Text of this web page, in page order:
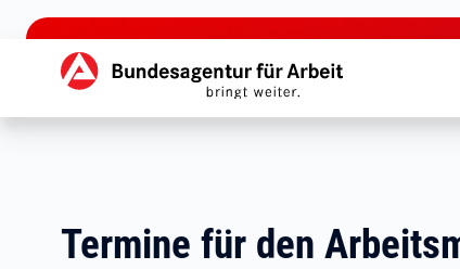
zu den Hauptinhalten springen
Hauptnavigation
Termine für den